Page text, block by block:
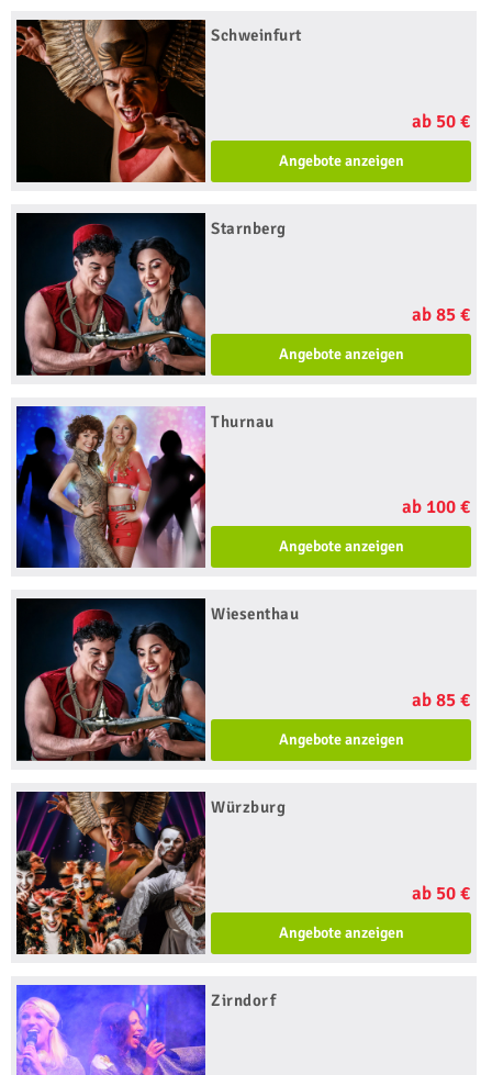
Schweinfurt
ab 50 €
Angebote anzeigen
Starnberg
ab 85 €
Angebote anzeigen
Thurnau
ab 100 €
Angebote anzeigen
Wiesenthau
ab 85 €
Angebote anzeigen
Würzburg
ab 50 €
Angebote anzeigen
Zirndorf